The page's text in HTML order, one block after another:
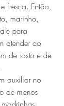
fresca. Então,
marinho,
para
atender ao
de rosto e de
auxiliar no
de menos